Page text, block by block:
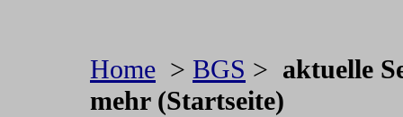
Home > BGS > aktuelle
mehr (Startseite)